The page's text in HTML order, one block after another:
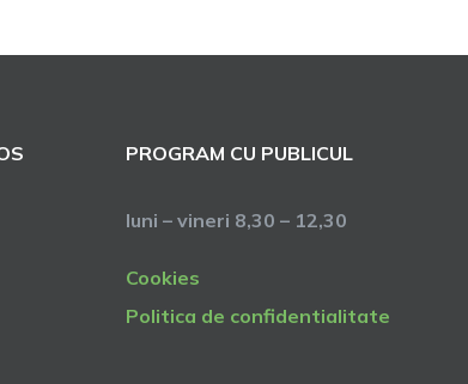
PROGRAM CU PUBLICUL
luni – vineri 8,30 – 12,30
Cookies
Politica de confidentialitate